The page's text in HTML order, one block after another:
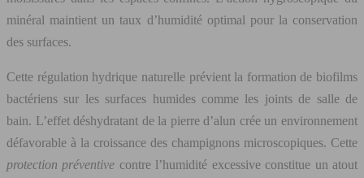
minéral maintient un taux d’humidité optimal pour la conservation
des surfaces.
Cette régulation hydrique naturelle prévient la formation de biofilms
bactériens sur les surfaces humides comme les joints de salle de
bain. L’effet déshydratant de la pierre d’alun crée un environnement
défavorable à la croissance des champignons microscopiques. Cette
protection préventive contre l’humidité excessive constitue un atout